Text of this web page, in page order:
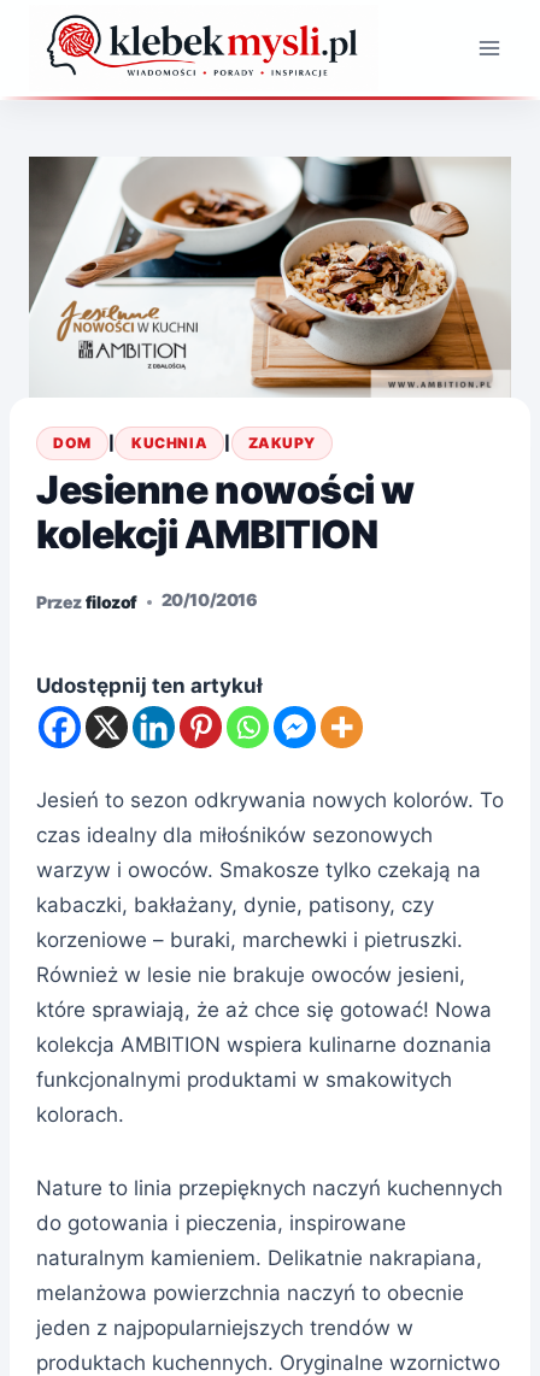
Przejdź
DOM | KUCHNIA ZAKUPY
Jesienne nowości w
kolekcji AMBITION
Przezfilozof 20/10/2016
Udostępnij ten artykuł
Jesień to sezon odkrywania nowych kolorów. To
czas idealny dla miłośników sezonowych
warzyw i owoców. Smakosze tylko czekają na
kabaczki, bakłażany, dynie, patisony, czy
korzeniowe – buraki, marchewki i pietruszki.
Również w lesie nie brakuje owoców jesieni,
które sprawiają, że aż chce się gotować! Nowa
kolekcja AMBITION wspiera kulinarne doznania
funkcjonalnymi produktami w smakowitych
kolorach.
Nature to linia przepięknych naczyń kuchennych
do gotowania i pieczenia, inspirowane
naturalnym kamieniem. Delikatnie nakrapiana,
melanżowa powierzchnia naczyń to obecnie
jeden z najpopularniejszych trendów w
produktach kuchennych. Oryginalne wzornictwo